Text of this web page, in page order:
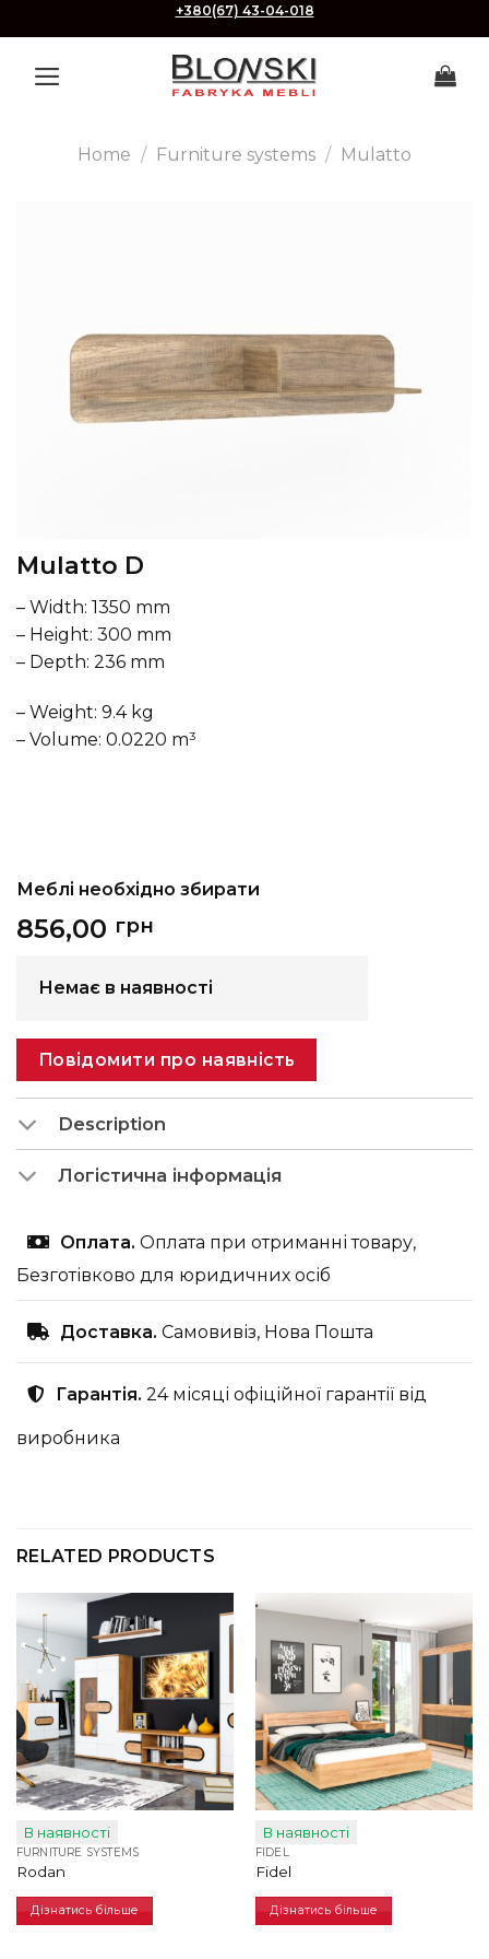
to
content
+380(67) 43-04-018
Home / Furniture systems / Mulatto
Mulatto D
– Width: 1350 mm
– Height: 300 mm
– Depth: 236 mm
– Weight: 9.4 kg
– Volume: 0.0220 m³
Меблі необхідно збирати
856,00 грн
Немає в наявності
Повідомити про наявність
Description
Логістична інформація
Оплата. Оплата при отриманні товару,
Безготівково для юридичних осіб
Доставка. Самовивіз, Нова Пошта
Гарантія. 24 місяці офіційної гарантії від
виробника
RELATED PRODUCTS
В наявності
FURNITURE SYSTEMS
Rodan
Дізнатись більше
В наявності
FIDEL
Fidel
Дізнатись більше